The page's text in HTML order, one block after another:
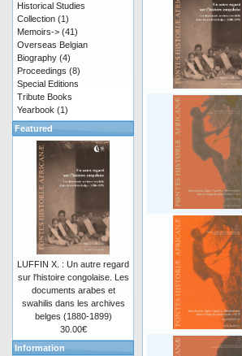
Historical Studies
Collection (1)
Memoirs-> (41)
Overseas Belgian
Biography (4)
Proceedings (8)
Special Editions
Tribute Books
Yearbook (1)
Featured
LUFFIN X. : Un autre regard
sur l'histoire congolaise. Les
documents arabes et
swahilis dans les archives
belges (1880-1899)
30.00€
Information